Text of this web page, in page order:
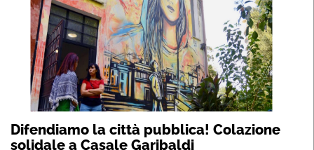
Difendiamo la città pubblica! Colazione
solidale a Casale Garibaldi